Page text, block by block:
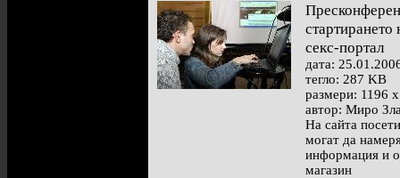
стартирането
секс-портал
дата:
тегло: 287 KB
размери: 1196
автор: Миро
На сайта
могат да
информация и
магазин